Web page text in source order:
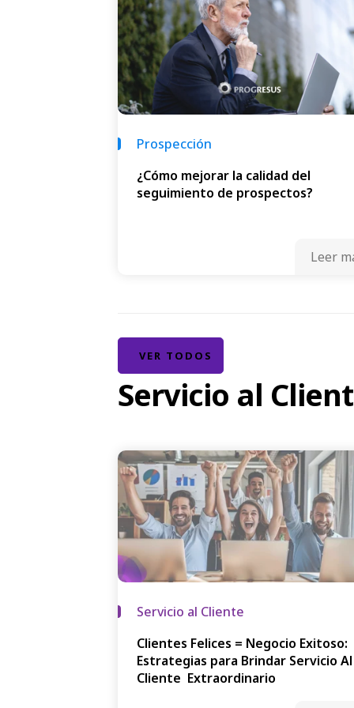
Prospección
¿Cómo mejorar la calidad del
seguimiento de prospectos?
Leer
VER TODOS
Servicio al
Servicio al Cliente
Clientes Felices = Negocio Exitoso:
Estrategias para Brindar Servicio Al
Cliente Extraordinario